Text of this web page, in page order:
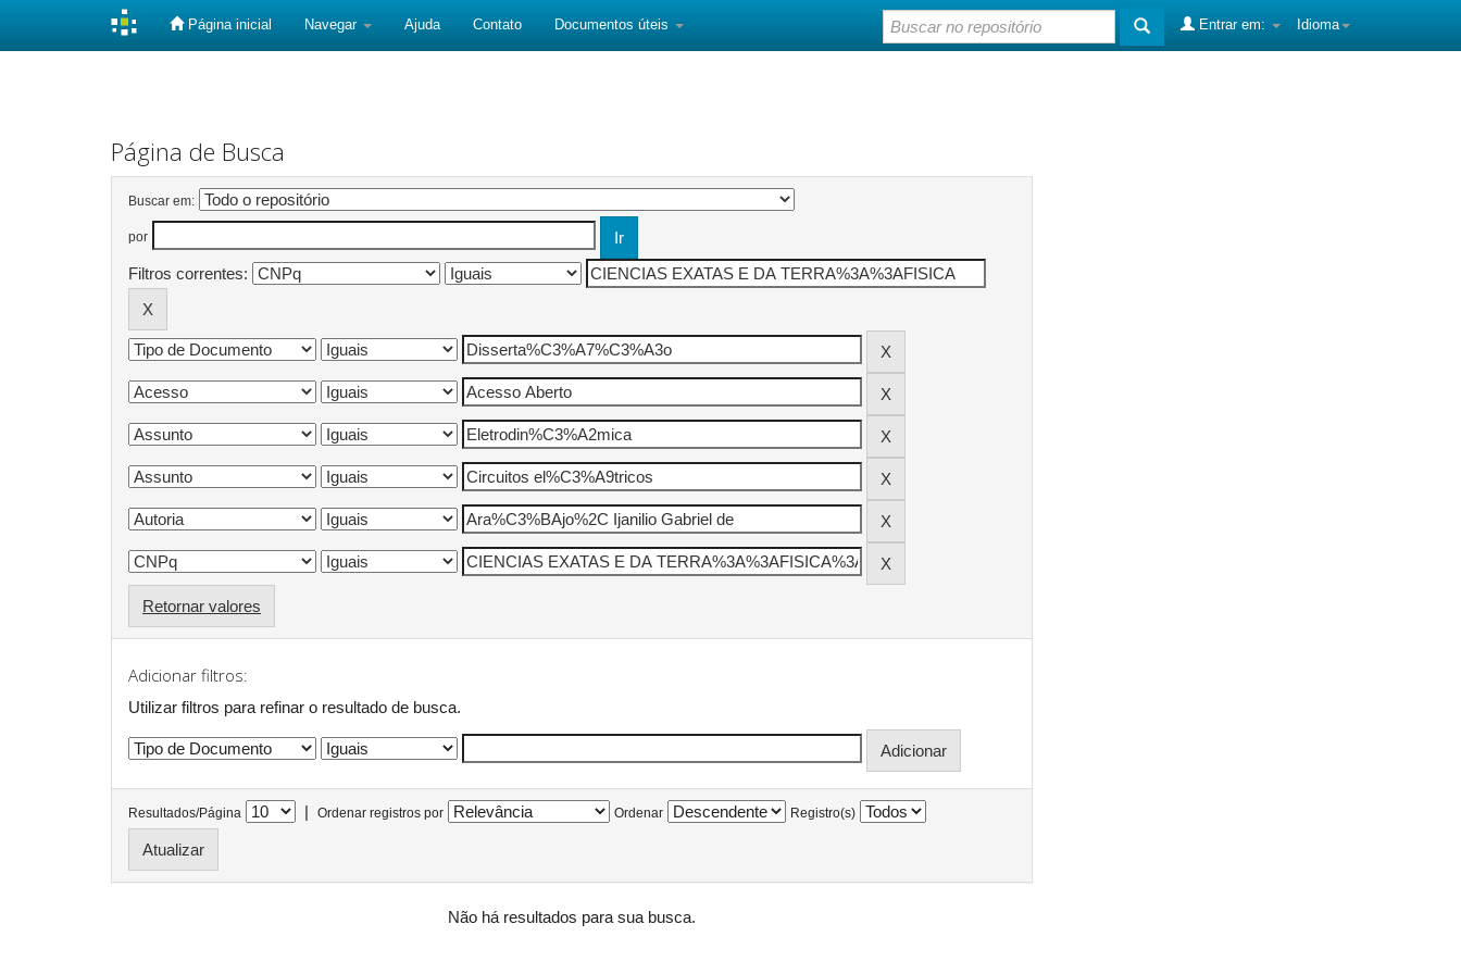
Página inicial Navegar Ajuda Contato Documentos úteis Idioma
Entrar em:
Página de Busca
Buscar em:
por
Filtros correntes:
Retornar valores
Adicionar filtros:
Utilizar filtros para refinar o resultado de busca.
Resultados/Página | Ordenar registros por Ordenar Registro(s)
Não há resultados para sua busca.